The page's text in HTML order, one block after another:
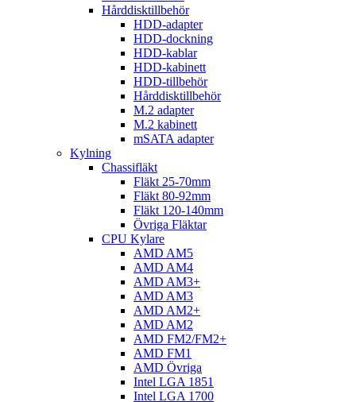
Hårddisktillbehör
HDD-adapter
HDD-dockning
HDD-kablar
HDD-kabinett
HDD-tillbehör
Hårddisktillbehör
M.2 adapter
M.2 kabinett
mSATA adapter
Kylning
Chassifläkt
Fläkt 25-70mm
Fläkt 80-92mm
Fläkt 120-140mm
Övriga Fläktar
CPU Kylare
AMD AM5
AMD AM4
AMD AM3+
AMD AM3
AMD AM2+
AMD AM2
AMD FM2/FM2+
AMD FM1
AMD Övriga
Intel LGA 1851
Intel LGA 1700